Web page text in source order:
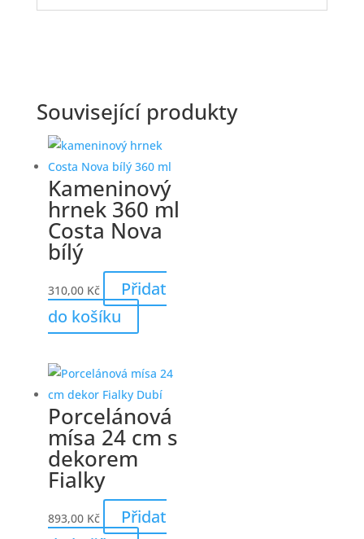
Související produkty
Kameninový
hrnek 360 ml
Costa Nova
bílý
310,00 Kč
Přidat
do košíku
Porcelánová
mísa 24 cm s
dekorem
Fialky
893,00 Kč
Přidat